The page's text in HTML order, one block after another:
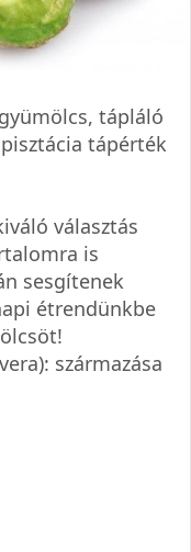
tápláló
tápérték
választás
is
sesgítenek
étrendünkbe
származása